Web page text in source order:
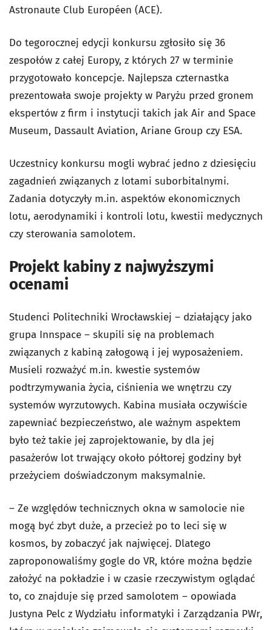
Astronaute Club Européen (ACE).
Do tegorocznej edycji konkursu zgłosiło się 36
zespołów z całej Europy, z których 27 w terminie
przygotowało koncepcje. Najlepsza czternastka
prezentowała swoje projekty w Paryżu przed gronem
ekspertów z firm i instytucji takich jak Air and Space
Museum, Dassault Aviation, Ariane Group czy ESA.
Uczestnicy konkursu mogli wybrać jedno z dziesięciu
zagadnień związanych z lotami suborbitalnymi.
Zadania dotyczyły m.in. aspektów ekonomicznych
lotu, aerodynamiki i kontroli lotu, kwestii medycznych
czy sterowania samolotem.
Projekt kabiny z najwyższymi
ocenami
Studenci Politechniki Wrocławskiej – działający jako
grupa Innspace – skupili się na problemach
związanych z kabiną załogową i jej wyposażeniem.
Musieli rozważyć m.in. kwestie systemów
podtrzymywania życia, ciśnienia we wnętrzu czy
systemów wyrzutowych. Kabina musiała oczywiście
zapewniać bezpieczeństwo, ale ważnym aspektem
było też takie jej zaprojektowanie, by dla jej
pasażerów lot trwający około półtorej godziny był
przeżyciem doświadczonym maksymalnie.
– Ze względów technicznych okna w samolocie nie
mogą być zbyt duże, a przecież po to leci się w
kosmos, by zobaczyć jak najwięcej. Dlatego
zaproponowaliśmy gogle do VR, które można będzie
założyć na pokładzie i w czasie rzeczywistym oglądać
to, co znajduje się przed samolotem – opowiada
Justyna Pelc z Wydziału informatyki i Zarządzania PWr,